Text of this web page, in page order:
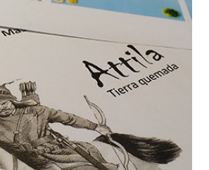
Una vez tenemos la cuenta de GitJub,
necesitas una cuenta de
Sin no disponemos de ella la podemos
de la instalación o previamente a
web. A partir de aquí solo tenemos que
y enlazar las cuentas. En el vídeo
completo. Una vez tenemos en
enlazar con la cuenta de GitHub con